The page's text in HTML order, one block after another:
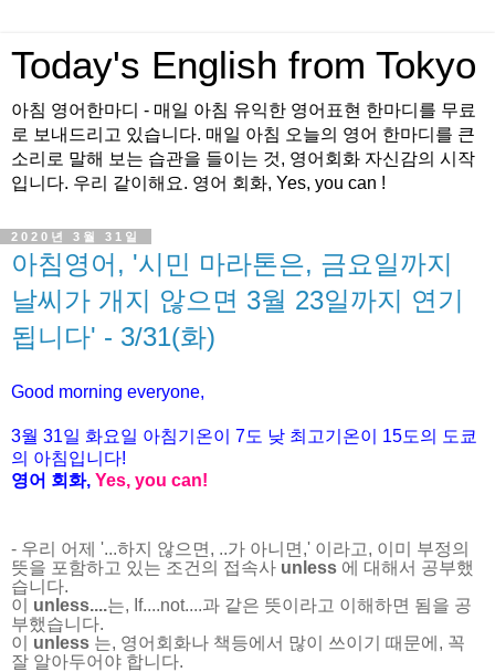
Today's English from Tokyo
아침 영어한마디 - 매일 아침 유익한 영어표현 한마디를 무료
로 보내드리고 있습니다. 매일 아침 오늘의 영어 한마디를 큰
소리로 말해 보는 습관을 들이는 것, 영어회화 자신감의 시작
입니다. 우리 같이해요. 영어 회화, Yes, you can !
2020년 3월 31일
아침영어, '시민 마라톤은, 금요일까지
날씨가 개지 않으면 3월 23일까지 연기
됩니다' - 3/31(화)
Good morning everyone,
3월 31일 화요일 아침기온이 7도 낮 최고기온이 15도의 도쿄
의 아침입니다!
영어 회화, Yes, you can!
- 우리 어제 '...하지 않으면, ..가 아니면,' 이라고, 이미 부정의
뜻을 포함하고 있는 조건의 접속사 unless 에 대해서 공부했
습니다.
이 unless....는, If....not....과 같은 뜻이라고 이해하면 됨을 공
부했습니다.
이 unless 는, 영어회화나 책등에서 많이 쓰이기 때문에, 꼭
잘 알아두어야 합니다.